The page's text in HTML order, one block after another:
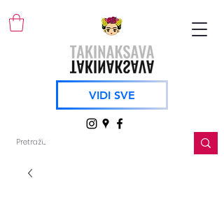
VIDI SVE